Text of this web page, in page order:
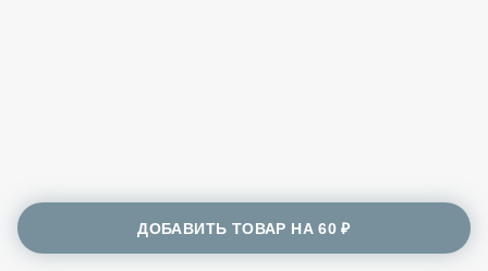
ДОБАВИТЬ ТОВАР НА60 ₽